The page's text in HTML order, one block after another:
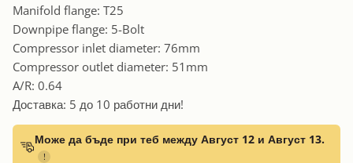
Manifold flange: T25
Downpipe flange: 5-Bolt
Compressor inlet diameter: 76mm
Compressor outlet diameter: 51mm
A/R: 0.64
Доставка: 5 до 10 работни дни!
Може да бъде при теб между Август 12 и Август 13.
!